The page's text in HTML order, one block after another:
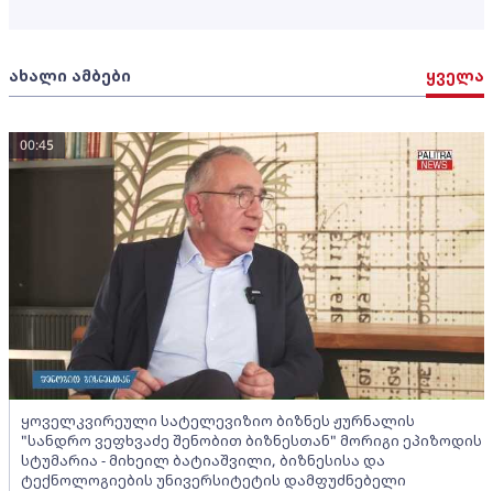
ახალი ამბები ყველა
ყოველკვირეული სატელევიზიო ბიზნეს ჟურნალის
"სანდრო ვეფხვაძე შენობით ბიზნესთან" მორიგი ეპიზოდის
სტუმარია - მიხეილ ბატიაშვილი, ბიზნესისა და
ტექნოლოგიების უნივერსიტეტის დამფუძნებელი
00:45